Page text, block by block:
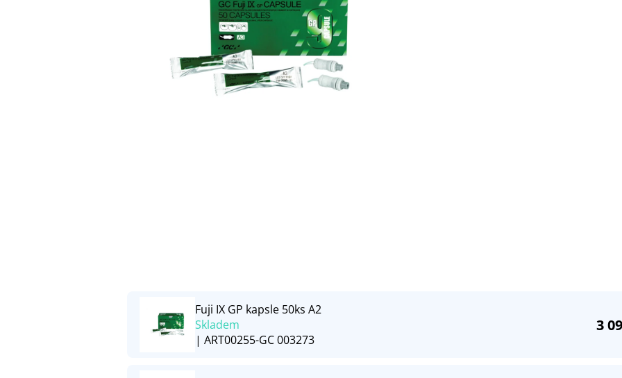
Fuji IX GP kapsle 50ks A2
Skladem
| ART00255-GC 003273
3